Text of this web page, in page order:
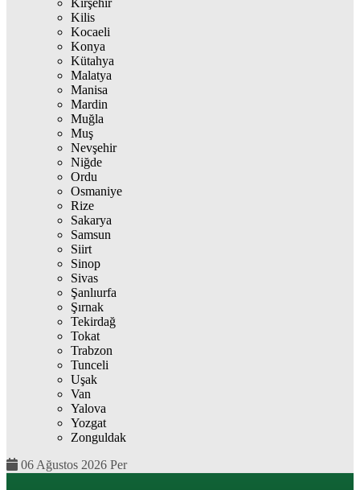
Kırşehir
Kilis
Kocaeli
Konya
Kütahya
Malatya
Manisa
Mardin
Muğla
Muş
Nevşehir
Niğde
Ordu
Osmaniye
Rize
Sakarya
Samsun
Siirt
Sinop
Sivas
Şanlıurfa
Şırnak
Tekirdağ
Tokat
Trabzon
Tunceli
Uşak
Van
Yalova
Yozgat
Zonguldak
06 Ağustos 2026 Per